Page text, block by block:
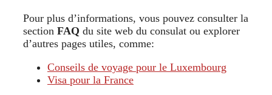
Pour plus d’informations, vous pouvez consulter la
section FAQ du site web du consulat ou explorer
d’autres pages utiles, comme:
Conseils de voyage pour le Luxembourg
Visa pour la France